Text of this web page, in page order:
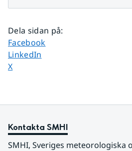
Dela sidan på:
Dela sidan på
Facebook
Dela sidan på
LinkedIn
Dela sidan på
X
Kontakta SMHI
SMHI, Sveriges meteorologiska